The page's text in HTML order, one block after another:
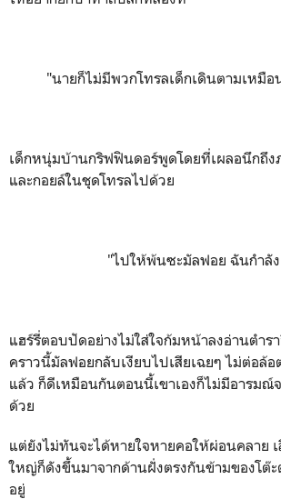
"นายก็ไม่มีพวกโทรลเด็กเดินตามเหมื
เด็กหนุ่มบ้านกริฟฟินดอร์พูดโดยที่เผลอนึกถึ
และกอยล์ในชุดโทรลไปด้วย
"ไปให้พ้นซะมัลฟอย ฉันกำลั
แฮร์รี่ตอบปัดอย่างไม่ใส่ใจก้มหน้าลงอ่านตำร
คราวนี้มัลฟอยกลับเงียบไปเสียเฉยๆ ไม่ต่อล้อ
แล้ว ก็ดีเหมือนกันตอนนี้เขาเองก็ไม่มีอารมณ์
ด้วย
แต่ยังไม่ทันจะได้หายใจหายคอให้ผ่อนคลาย เ
ใหญ่ก็ดังขึ้นมาจากด้านฝั่งตรงกันข้ามของโต๊ะ
อยู่